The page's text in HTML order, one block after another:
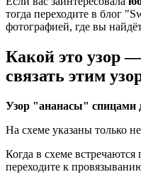
тогда переходите в блог
фотографией, где вы
Какой это узор
связать этим
Узор "ананасы" спицами
На схеме указаны только
Когда в схеме
переходите к